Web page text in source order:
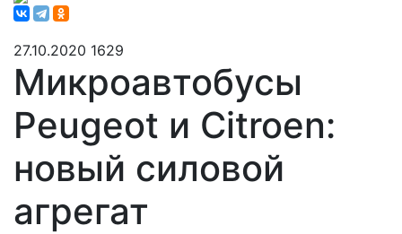
27.10.2020 1629
Микроавтобусы
Peugeot и Citroen:
новый силовой
агрегат